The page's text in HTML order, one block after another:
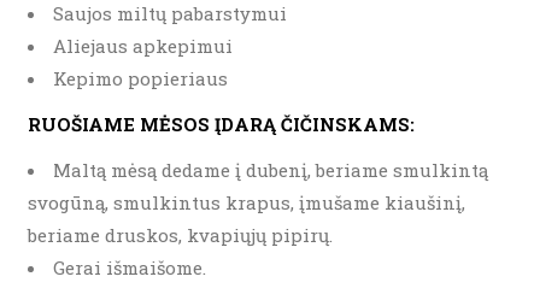
Saujos miltų pabarstymui
Aliejaus apkepimui
Kepimo popieriaus
RUOŠIAME MĖSOS ĮDARĄ ČIČINSKAMS:
Maltą mėsą dedame į dubenį, beriame smulkintą
svogūną, smulkintus krapus, įmušame kiaušinį,
beriame druskos, kvapiųjų pipirų.
Gerai išmaišome.